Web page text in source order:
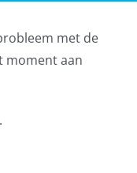
met de
moment aan